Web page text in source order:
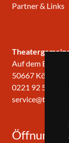
Partner & Links
Auf dem Berlich
50667 Köln
0221 92 57 420